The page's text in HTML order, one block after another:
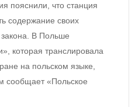
пояснили, что станция
содержание своих
В Польше
которая транслировала
на польском языке,
сообщает «Польское